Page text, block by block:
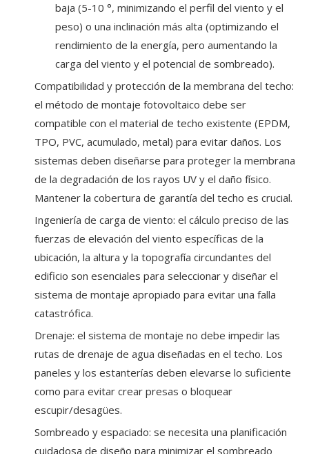
baja (5-10 °, minimizando el perfil del viento y el
peso) o una inclinación más alta (optimizando el
rendimiento de la energía, pero aumentando la
carga del viento y el potencial de sombreado).
Compatibilidad y protección de la membrana del techo:
el método de montaje fotovoltaico debe ser
compatible con el material de techo existente (EPDM,
TPO, PVC, acumulado, metal) para evitar daños. Los
sistemas deben diseñarse para proteger la membrana
de la degradación de los rayos UV y el daño físico.
Mantener la cobertura de garantía del techo es crucial.
Ingeniería de carga de viento: el cálculo preciso de las
fuerzas de elevación del viento específicas de la
ubicación, la altura y la topografía circundantes del
edificio son esenciales para seleccionar y diseñar el
sistema de montaje apropiado para evitar una falla
catastrófica.
Drenaje: el sistema de montaje no debe impedir las
rutas de drenaje de agua diseñadas en el techo. Los
paneles y los estanterías deben elevarse lo suficiente
como para evitar crear presas o bloquear
escupir/desagües.
Sombreado y espaciado: se necesita una planificación
cuidadosa de diseño para minimizar el sombreado